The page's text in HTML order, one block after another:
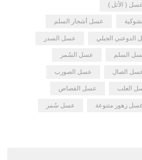
( الأثل )
عسل أشجار السلم
الدوعني الجبلي عسل السدر
السلم عسل السُمر
الصال عسل الصورب
العلب عسل القصاص
زهور متنوعة عسل سُمر